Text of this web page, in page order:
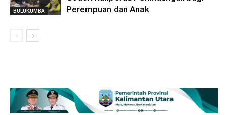
BULUKUMBA
Perempuan dan Anak